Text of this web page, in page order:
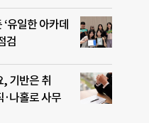
유일한 아카데
검
기반은 취
나홀로 사무